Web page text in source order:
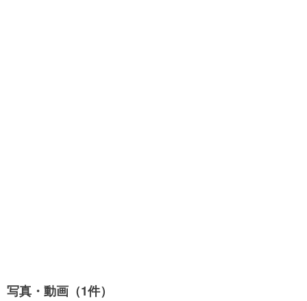
写真・動画（1件）